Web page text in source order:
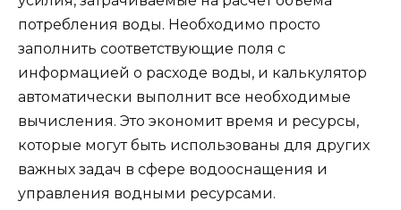
потребления воды. Необходимо просто
заполнить соответствующие поля с
информацией о расходе воды, и калькулятор
автоматически выполнит все необходимые
вычисления. Это экономит время и ресурсы,
которые могут быть использованы для других
важных задач в сфере водооснащения и
управления водными ресурсами.